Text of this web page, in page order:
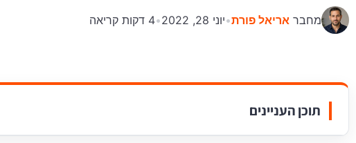
מחבר אריאל פורת•יוני 28, 2022 •4 דקות קריאה
תוכן העניינים